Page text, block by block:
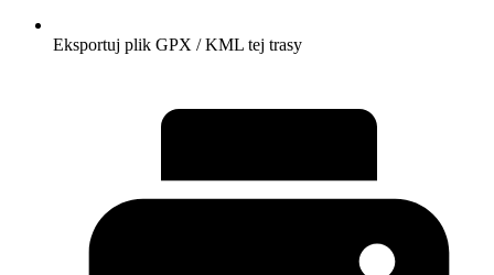
Eksportuj plik GPX / KML tej trasy